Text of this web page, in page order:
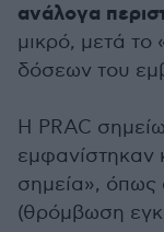
ανάλογα
μικρό, μετά
δόσεων του
Η PRAC
εμφανίστηκαν
σημεία», όπως
(θρόμβωση